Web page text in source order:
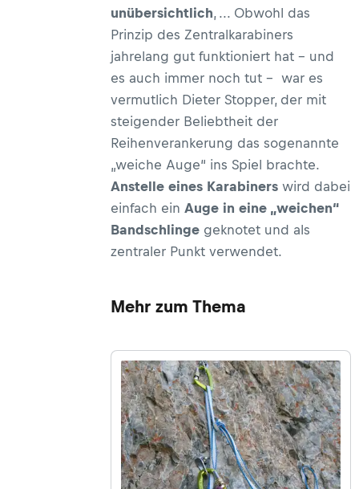
unübersichtlich, ... Obwohl das
Prinzip des Zentralkarabiners
jahrelang gut funktioniert hat – und
es auch immer noch tut – war es
vermutlich Dieter Stopper, der mit
steigender Beliebtheit der
Reihenverankerung das sogenannte
„weiche Auge“ ins Spiel brachte.
Anstelle eines Karabiners wird dabei
einfach ein Auge in eine „weichen“
Bandschlinge geknotet und als
zentraler Punkt verwendet.
Mehr zum Thema